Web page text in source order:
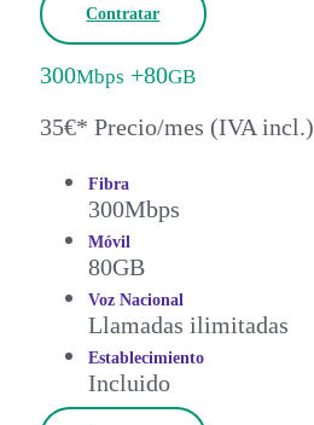
Contratar
300Mbps +80GB
35€* Precio/mes (IVA incl.)
Fibra
300Mbps
Móvil
80GB
Voz Nacional
Llamadas ilimitadas
Establecimiento
Incluido